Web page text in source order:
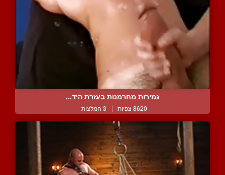
גמירות מחרמנות בעזרת היד...
8620 צפיות | 3 המלצות